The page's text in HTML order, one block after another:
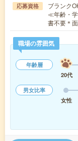
応募資格
ブランク
≪年齢・
書不要＊
職場の雰囲気
年齢層
20代
男女比率
女性